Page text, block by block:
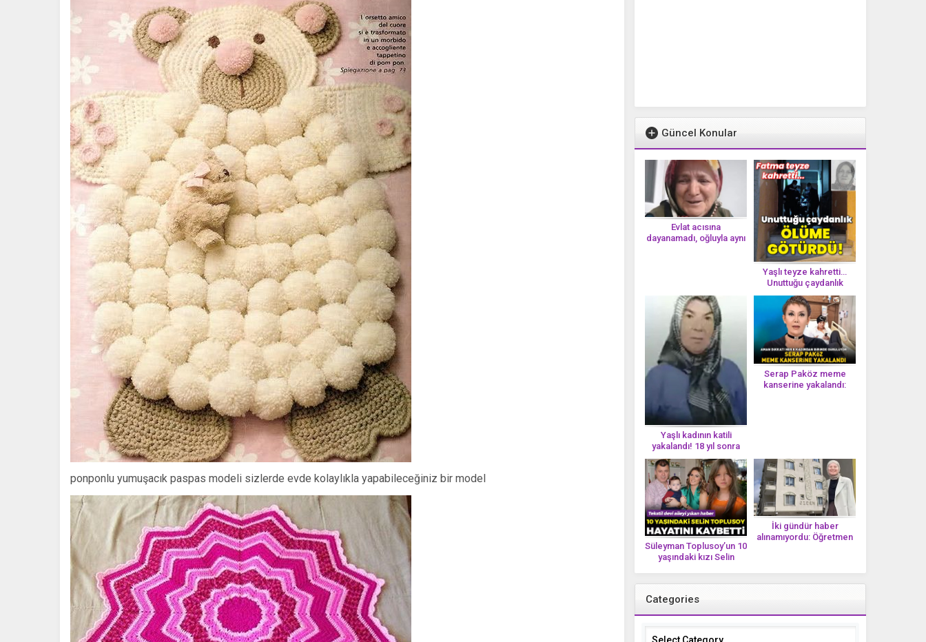
ponponlu yumuşacık paspas modeli sizlerde evde kolaylıkla yapabileceğiniz bir model
Güncel Konular
Evlat acısına
dayanamadı, oğluyla aynı
Yaşlı teyze kahretti…
Unuttuğu çaydanlık
öl*üme götürdü!
Yaşlı kadının katili
yakalandı! 18 yıl sonra
tek bir DNA iziyle
çözüldü!
Serap Paköz meme
kanserine yakalandı:
Süleyman Toplusoy’un 10
yaşındaki kızı Selin
İki gündür haber
alınamıyordu: Öğretmen
Categories
Categories